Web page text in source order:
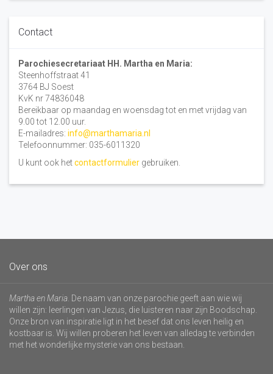
Contact
Parochiesecretariaat HH. Martha en Maria:
Steenhoffstraat 41
3764 BJ Soest
KvK nr 74836048
Bereikbaar op maandag en woensdag tot en met vrijdag van
9.00 tot 12.00 uur.
E-mailadres: info@marthamaria.nl
Telefoonnummer: 035-6011320
U kunt ook hetcontactformulier gebruiken.
Over ons
Martha en Maria . De naam van onze parochie geeft aan wie wij
willen zijn: leerlingen van Jezus, die luisteren naar zijn Boodschap.
Onze bron van inspiratie ligt in het besef dat ons leven heilig en
kostbaar is. Wij willen proberen het leven van alledag te verbinden
met het wonderlijke mysterie van ons bestaan.